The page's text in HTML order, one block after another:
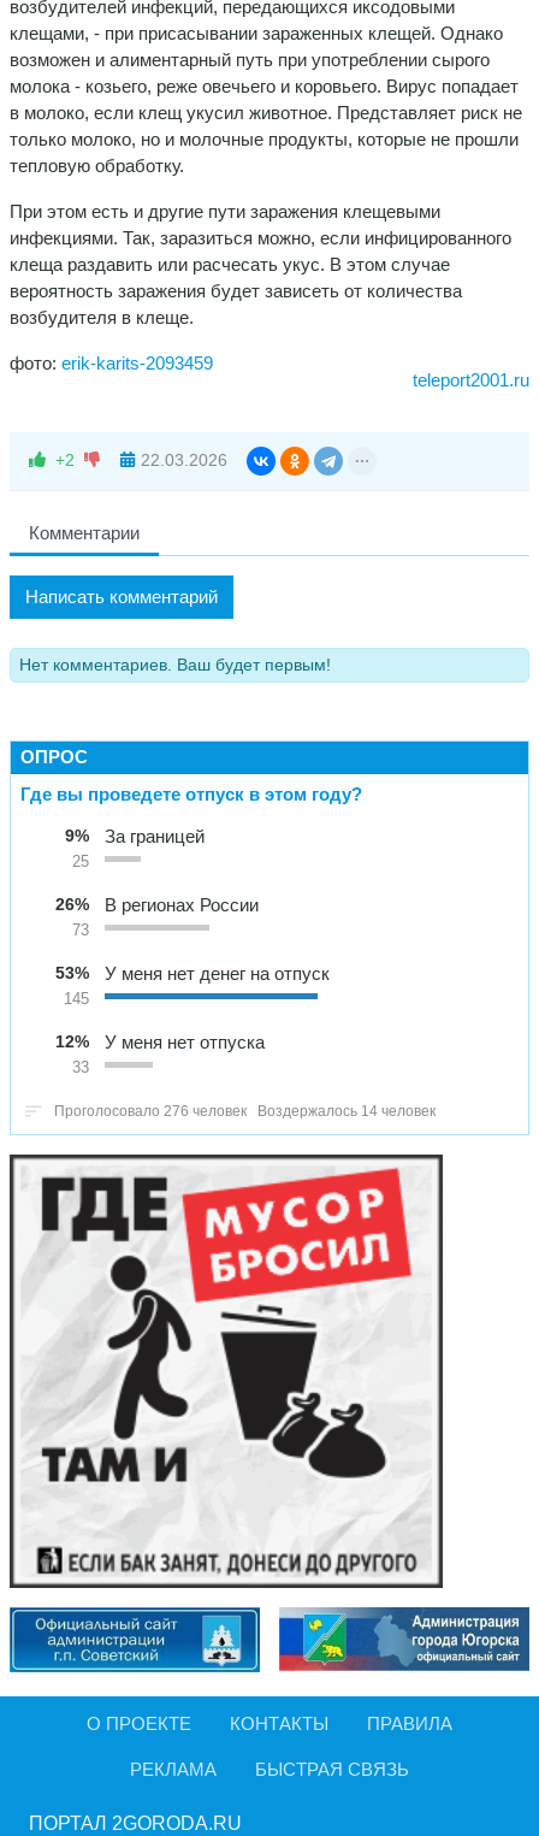
возбудителей инфекций, передающихся иксодовыми
клещами, - при присасывании зараженных клещей. Однако
возможен и алиментарный путь при употреблении сырого
молока - козьего, реже овечьего и коровьего. Вирус попадает
в молоко, если клещ укусил животное. Представляет риск не
только молоко, но и молочные продукты, которые не прошли
тепловую обработку.
При этом есть и другие пути заражения клещевыми
инфекциями. Так, заразиться можно, если инфицированного
клеща раздавить или расчесать укус. В этом случае
вероятность заражения будет зависеть от количества
возбудителя в клеще.
фото: erik-karits-2093459
teleport2001.ru
+2 22.03.2026
Комментарии
Написать комментарий
Нет комментариев. Ваш будет первым!
ОПРОС
Где вы проведете отпуск в этом году?
9%
25
За границей
26%
73
В регионах России
53%
145
У меня нет денег на отпуск
12%
33
У меня нет отпуска
Проголосовало 276 человек Воздержалось 14 человек
О ПРОЕКТЕ КОНТАКТЫ ПРАВИЛА
РЕКЛАМА БЫСТРАЯ СВЯЗЬ
ПОРТАЛ 2GORODA.RU